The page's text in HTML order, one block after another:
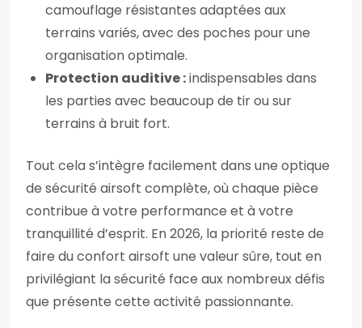
camouflage résistantes adaptées aux
terrains variés, avec des poches pour une
organisation optimale.
Protection auditive :indispensables dans
les parties avec beaucoup de tir ou sur
terrains à bruit fort.
Tout cela s’intègre facilement dans une optique
de sécurité airsoft complète, où chaque pièce
contribue à votre performance et à votre
tranquillité d’esprit. En 2026, la priorité reste de
faire du confort airsoft une valeur sûre, tout en
privilégiant la sécurité face aux nombreux défis
que présente cette activité passionnante.